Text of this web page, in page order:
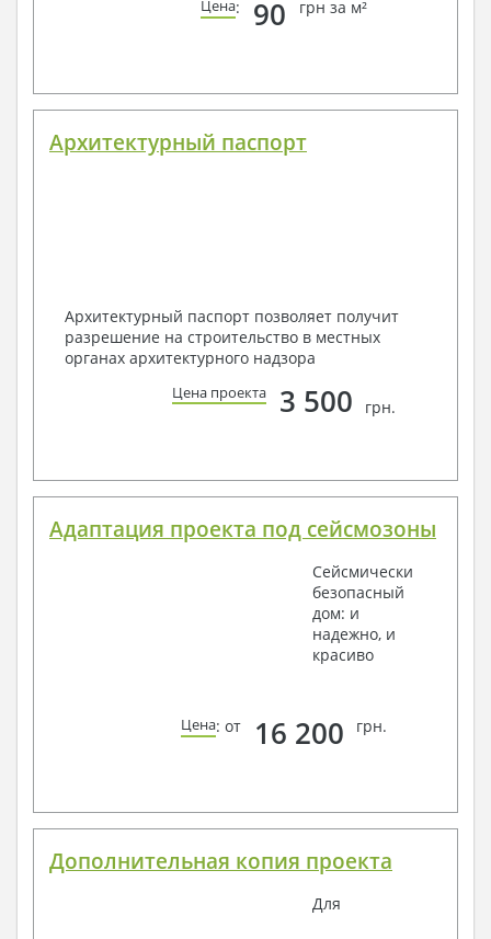
Цена: 90 грн за м²
Архитектурный паспорт
Архитектурный паспорт позволяет получит
разрешение на строительство в местных
органах архитектурного надзора
Цена проекта 3 500 грн.
Адаптация проекта под сейсмозоны
Сейсмически
безопасный
дом: и
надежно, и
красиво
Цена: от 16 200 грн.
Дополнительная копия проекта
Для